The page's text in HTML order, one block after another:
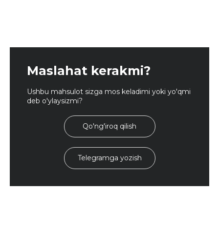
Maslahat kerakmi?
Ushbu mahsulot sizga mos keladimi yoki yo'qmi
deb o'ylaysizmi?
Qo'ng'iroq qilish
Telegramga yozish